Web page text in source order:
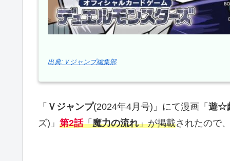
出典:Ｖジャンプ編集部
「 Ｖジャンプ(2024年4月号)」にて漫画「 遊☆
ズ)」 第2話「魔力の流れ」が掲載されたので